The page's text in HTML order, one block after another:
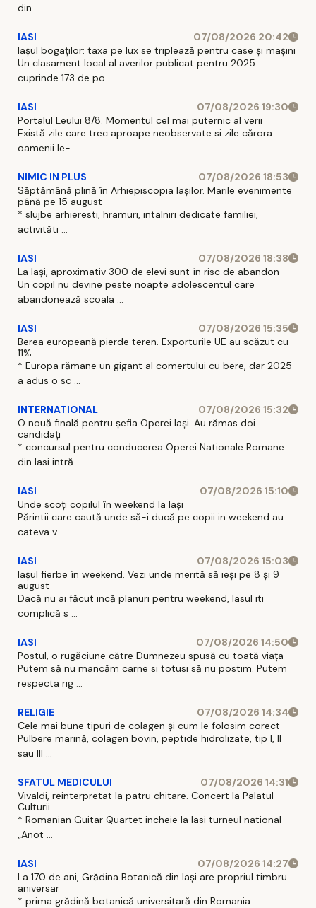
din ...
IASI
07/08/2026 20:42
Iașul bogaților: taxa pe lux se triplează pentru case și mașini
Un clasament local al averilor publicat pentru 2025
cuprinde 173 de po ...
IASI
07/08/2026 19:30
Portalul Leului 8/8. Momentul cel mai puternic al verii
Există zile care trec aproape neobservate si zile cărora
oamenii le- ...
NIMIC IN PLUS
07/08/2026 18:53
Săptămână plină în Arhiepiscopia Iașilor. Marile evenimente
până pe 15 august
* slujbe arhieresti, hramuri, intalniri dedicate familiei,
activităti ...
IASI
07/08/2026 18:38
La Iași, aproximativ 300 de elevi sunt în risc de abandon
Un copil nu devine peste noapte adolescentul care
abandonează scoala ...
IASI
07/08/2026 15:35
Berea europeană pierde teren. Exporturile UE au scăzut cu
11%
* Europa rămane un gigant al comertului cu bere, dar 2025
a adus o sc ...
INTERNATIONAL
07/08/2026 15:32
O nouă finală pentru șefia Operei Iași. Au rămas doi
candidați
* concursul pentru conducerea Operei Nationale Romane
din Iasi intră ...
IASI
07/08/2026 15:10
Unde scoți copilul în weekend la Iași
Părintii care caută unde să-i ducă pe copii in weekend au
cateva v ...
IASI
07/08/2026 15:03
Iașul fierbe în weekend. Vezi unde merită să ieși pe 8 și 9
august
Dacă nu ai făcut incă planuri pentru weekend, Iasul iti
complică s ...
IASI
07/08/2026 14:50
Postul, o rugăciune către Dumnezeu spusă cu toată viața
Putem să nu mancăm carne si totusi să nu postim. Putem
respecta rig ...
RELIGIE
07/08/2026 14:34
Cele mai bune tipuri de colagen și cum le folosim corect
Pulbere marină, colagen bovin, peptide hidrolizate, tip I, II
sau III ...
SFATUL MEDICULUI
07/08/2026 14:31
Vivaldi, reinterpretat la patru chitare. Concert la Palatul
Culturii
* Romanian Guitar Quartet incheie la Iasi turneul national
„Anot ...
IASI
07/08/2026 14:27
La 170 de ani, Grădina Botanică din Iași are propriul timbru
aniversar
* prima grădină botanică universitară din Romania